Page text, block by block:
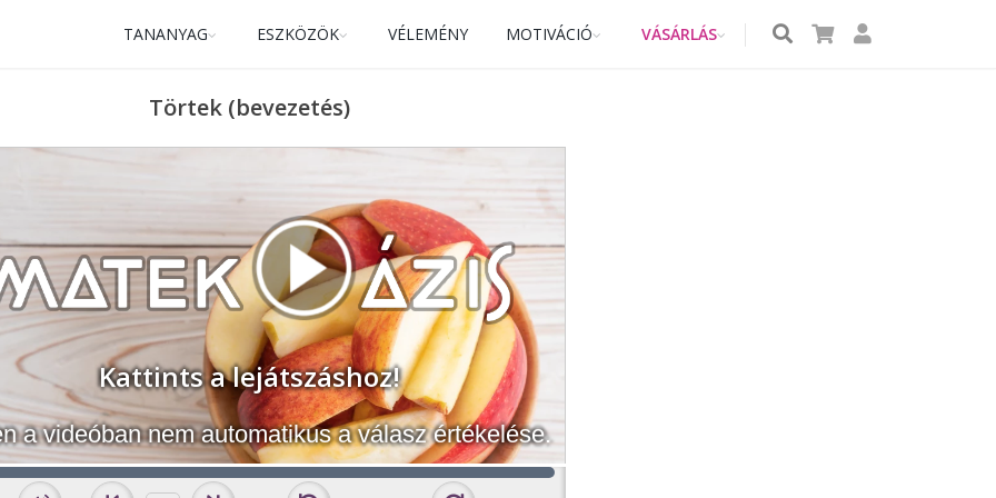
TANANYAG ESZKÖZÖK VÉLEMÉNY MOTIVÁCIÓ VÁSÁRLÁS
Törtek (bevezetés)
Kattints a lejátszáshoz!
a videóban nem automatikus a válasz értékelése.